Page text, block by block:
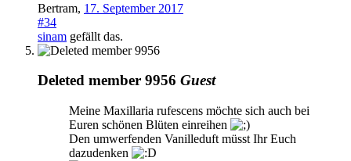
Bertram, 17. September 2017
#34
sinam gefällt das.
Deleted member 9956 Guest
Meine Maxillaria rufescens möchte sich auch bei
Euren schönen Blüten einreihen
Den umwerfenden Vanilleduft müsst Ihr Euch
dazudenken